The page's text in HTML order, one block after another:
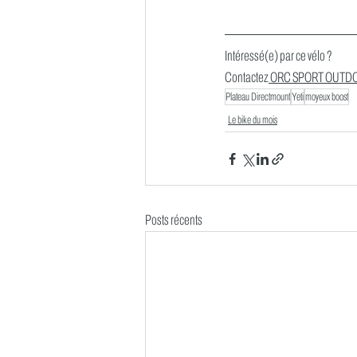
Intéressé(e) par ce vélo ?
Contactez ORC SPORT
Plateau DirectmountYetimoyeux boost
Le bike du mois
Posts récents